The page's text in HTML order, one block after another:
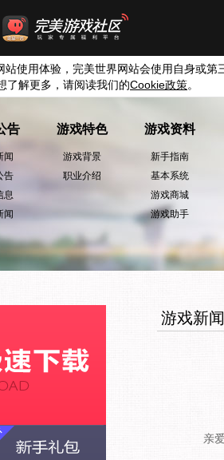
站使用体验，完美世界网站会使用自身或第
了解更多，请阅读我们的Cookie政策。
告
闻
告
息
闻
游戏特色
游戏背景
职业介绍
游戏资料
新手指南
基本系统
游戏商城
游戏助手
游戏新闻
亲爱